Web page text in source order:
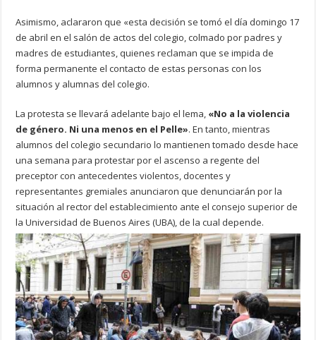
Asimismo, aclararon que «esta decisión se tomó el día domingo 17
de abril en el salón de actos del colegio, colmado por padres y
madres de estudiantes, quienes reclaman que se impida de
forma permanente el contacto de estas personas con los
alumnos y alumnas del colegio.
La protesta se llevará adelante bajo el lema, «No a la violencia
de género. Ni una menos en el Pelle». En tanto, mientras
alumnos del colegio secundario lo mantienen tomado desde hace
una semana para protestar por el ascenso a regente del
preceptor con antecedentes violentos, docentes y
representantes gremiales anunciaron que denunciarán por la
situación al rector del establecimiento ante el consejo superior de
la Universidad de Buenos Aires (UBA), de la cual depende.